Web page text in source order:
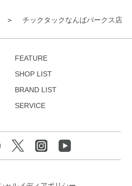
チックタックなんばパークス店
FEATURE
SHOP LIST
BRAND LIST
SERVICE